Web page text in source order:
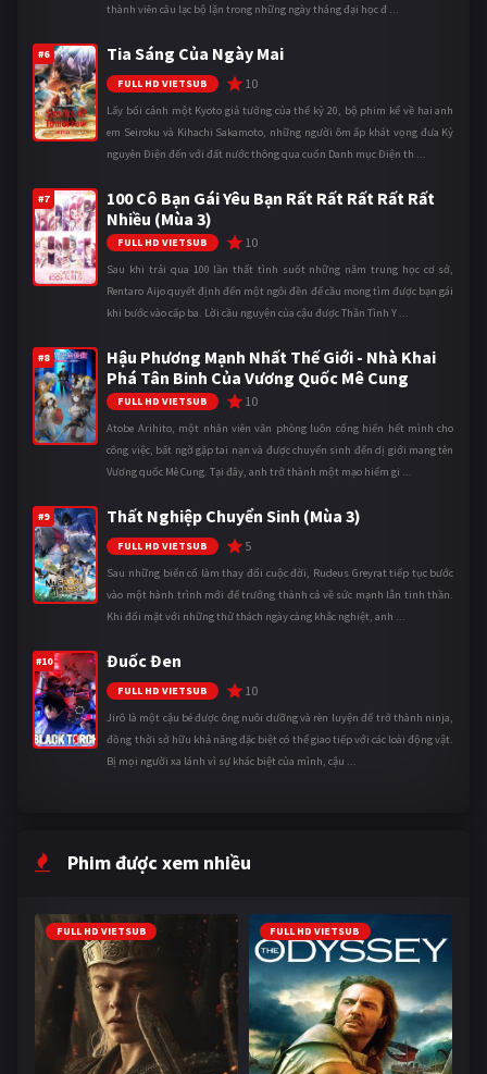
thành viên câu lạc bộ lặn trong những ngày tháng đại học đ ...
#6 Tia Sáng Của Ngày Mai
FULL HD VIETSUB 10
Lấy bối cảnh một Kyoto giả tưởng của thế kỷ 20, bộ phim kể về hai anh
em Seiroku và Kihachi Sakamoto, những người ôm ấp khát vọng đưa Kỷ
nguyên Điện đến với đất nước thông qua cuốn Danh mục Điện th ...
#7
100 Cô Bạn Gái Yêu Bạn Rất Rất Rất Rất Rất
Nhiều (Mùa 3)
FULL HD VIETSUB 10
Sau khi trải qua 100 lần thất tình suốt những năm trung học cơ sở,
Rentaro Aijo quyết định đến một ngôi đền để cầu mong tìm được bạn gái
khi bước vào cấp ba. Lời cầu nguyện của cậu được Thần Tình Y ...
#8
Hậu Phương Mạnh Nhất Thế Giới - Nhà Khai
Phá Tân Binh Của Vương Quốc Mê Cung
FULL HD VIETSUB 10
Atobe Arihito, một nhân viên văn phòng luôn cống hiến hết mình cho
công việc, bất ngờ gặp tai nạn và được chuyển sinh đến dị giới mang tên
Vương quốc Mê Cung. Tại đây, anh trở thành một mạo hiểm gi ...
#9 Thất Nghiệp Chuyển Sinh (Mùa 3)
FULL HD VIETSUB 5
Sau những biến cố làm thay đổi cuộc đời, Rudeus Greyrat tiếp tục bước
vào một hành trình mới để trưởng thành cả về sức mạnh lẫn tinh thần.
Khi đối mặt với những thử thách ngày càng khắc nghiệt, anh ...
#10 Đuốc Đen
FULL HD VIETSUB 10
Jirô là một cậu bé được ông nuôi dưỡng và rèn luyện để trở thành ninja,
đồng thời sở hữu khả năng đặc biệt có thể giao tiếp với các loài động vật.
Bị mọi người xa lánh vì sự khác biệt của mình, cậu ...
Phim được xem nhiều
FULL HD VIETSUB FULL HD VIETSUB